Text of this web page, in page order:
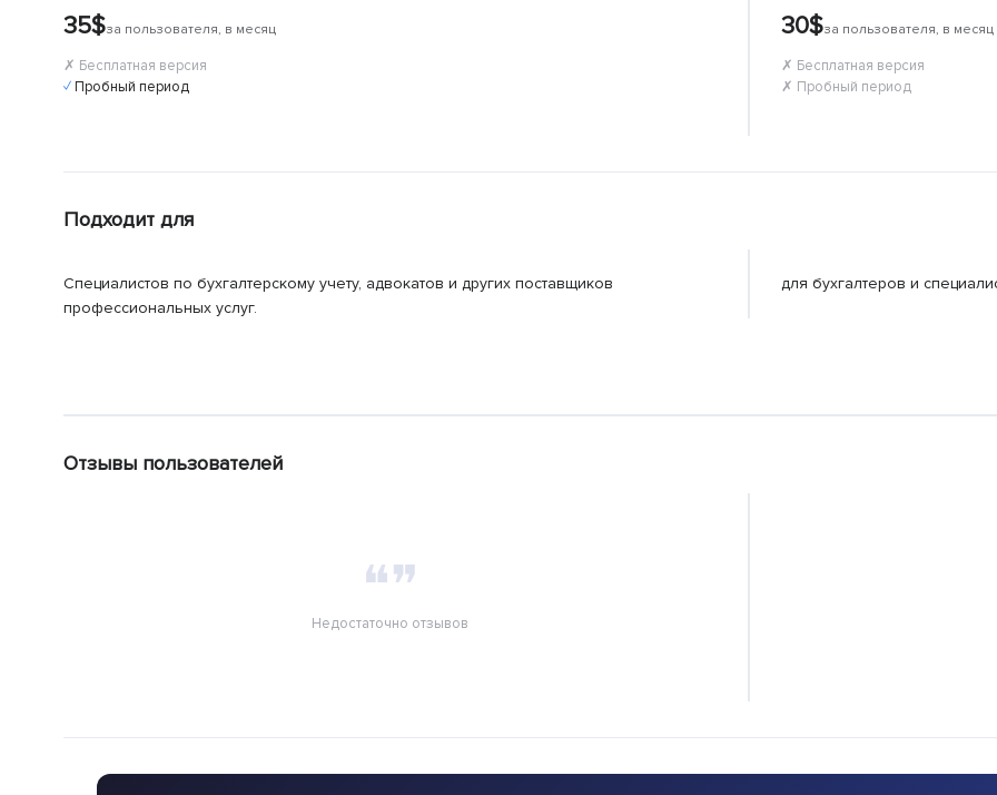
35$за пользователя, в месяц
✗ Бесплатная версия
✓ Пробный период
30$за пользователя, в месяц
✗ Бесплатная версия
✗ Пробный период
Подходит для
Специалистов по бухгалтерскому учету, адвокатов и других поставщиков
профессиональных услуг.
для бухгалтеров и
Отзывы пользователей
❝❞
Недостаточно отзывов